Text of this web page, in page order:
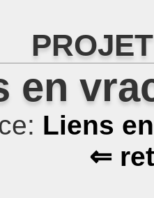
en
Liens
⇐